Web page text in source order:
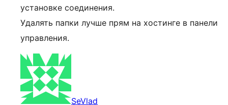
установке соединения.
Удалять папки лучше прям на хостинге в панели
управления.
SeVlad